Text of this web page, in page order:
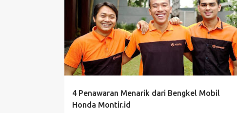
t
i
n
4 Penawaran Menarik dari Bengkel Mobil
Honda Montir.id
OTOMOTIF